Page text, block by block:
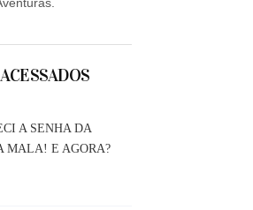
A SENHA DA
MALA! E AGORA?